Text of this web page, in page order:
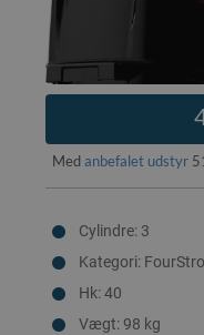
Med anbefalet udstyr
Cylindre: 3
Kategori:
Hk: 40
Vægt: 98 kg